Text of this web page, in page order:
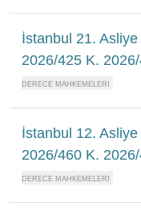
İstanbul 21.
2026/425 K.
İstanbul 12.
2026/460 K.